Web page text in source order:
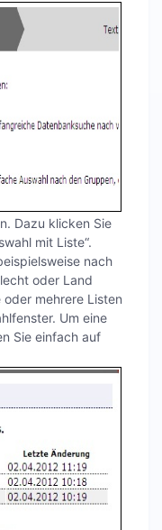
Dazu klicken Sie
mit Liste“.
nach
oder Land
mehrere Listen
Um eine
Sie einfach auf